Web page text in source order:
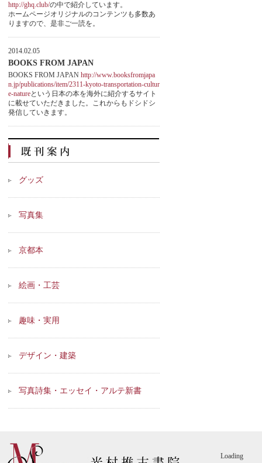
http://ghq.club/の中で紹介しています。
ホームページオリジナルのコンテンツも多数あ
りますので、是非ご一読を。
2014.02.05
BOOKS FROM JAPAN
BOOKS FROM JAPAN http://www.booksfromjapa
n.jp/publications/item/2311-kyoto-transportation-cultur
e-natureという日本の本を海外に紹介するサイト
に載せていただきました。これからもドシドシ
発信していきます。
グッズ
写真集
京都本
絵画・工芸
趣味・実用
デザイン・建築
写真詩集・エッセイ・アルテ新書
Loading